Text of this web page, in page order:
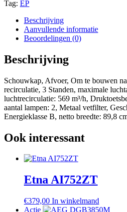
Tag: EP
Beschrijving
Aanvullende informatie
Beoordelingen (0)
Beschrijving
Schouwkap, Afvoer, Om te bouwen
recirculatie, 3 Standen, maximale
luchtrecirculatie: 569 m³/h,
aantal lampen: 2, Metaal vetfilter,
Energieklasse B, netto breedte: 89,8
Ook interessant
Etna AI752ZT
€379,00 In winkelmand
Actie